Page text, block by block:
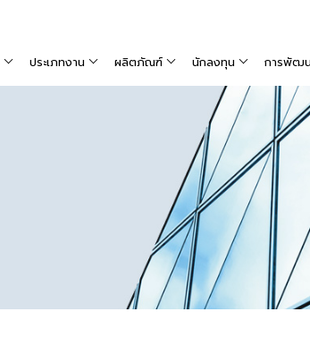
ประเภทงาน ผลิตภัณฑ์ นักลงทุน การพัฒ